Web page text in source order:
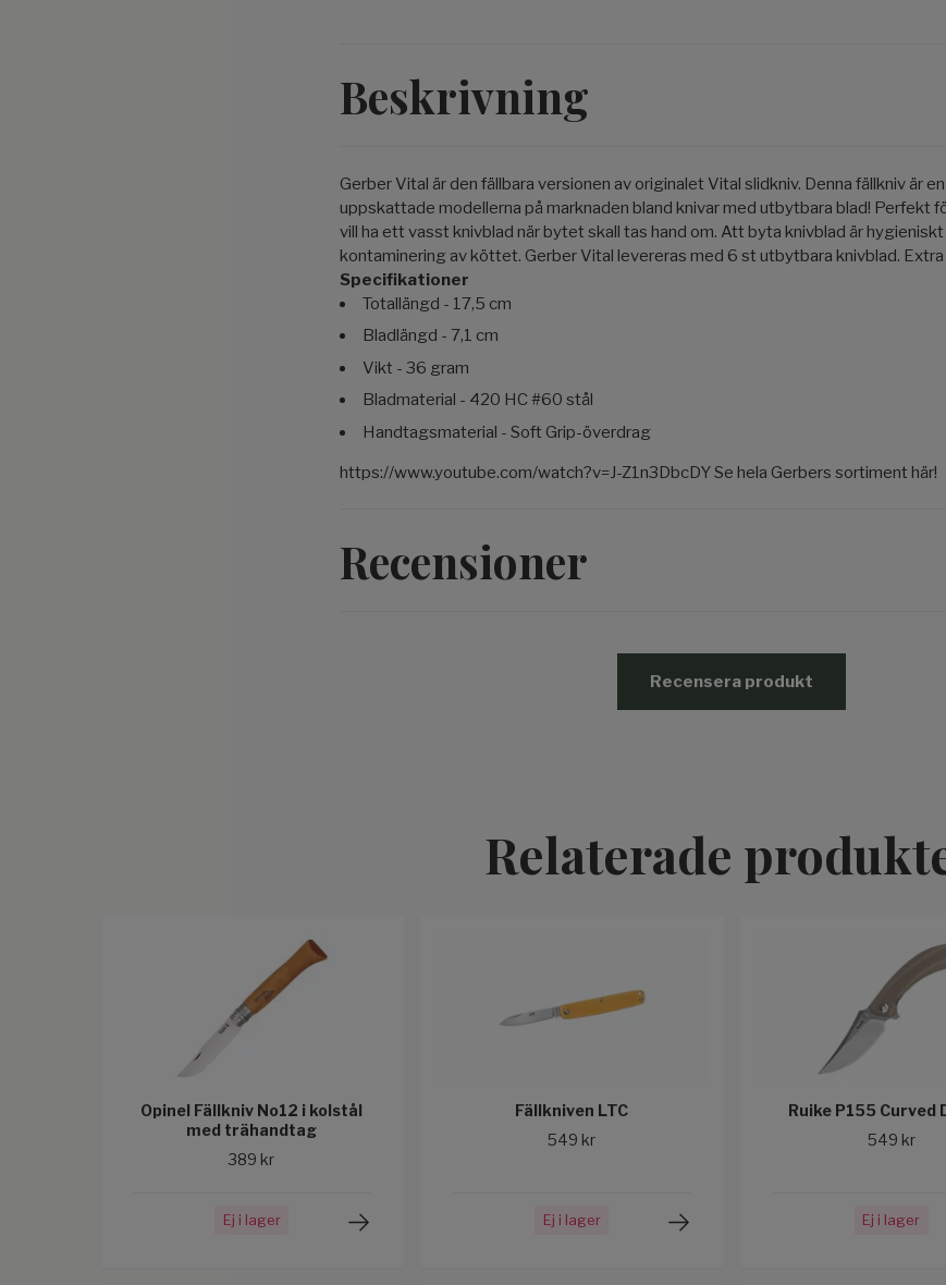
Beskrivning
Gerber Vital är den fällbara versionen av originalet Vital slidkniv. Denna fällkniv är
uppskattade modellerna på marknaden bland knivar med utbytbara blad! Perfekt
vill ha ett vasst knivblad när bytet skall tas hand om. Att byta knivblad är
kontaminering av köttet. Gerber Vital levereras med 6 st utbytbara knivblad. Extra
Specifikationer
Totallängd - 17,5 cm
Bladlängd - 7,1 cm
Vikt - 36 gram
Bladmaterial - 420 HC #60 stål
Handtagsmaterial - Soft Grip-överdrag
https://www.youtube.com/watch?v=J-Z1n3DbcDY Se hela Gerbers sortiment här!
Recensioner
Recensera produkt
Relaterade
Opinel Fällkniv No12 i kolstål
med trähandtag
389 kr
Ej i lager
Fällkniven LTC
549 kr
Ej i lager
Ruike P155 Curved
549 kr
Ej i lager